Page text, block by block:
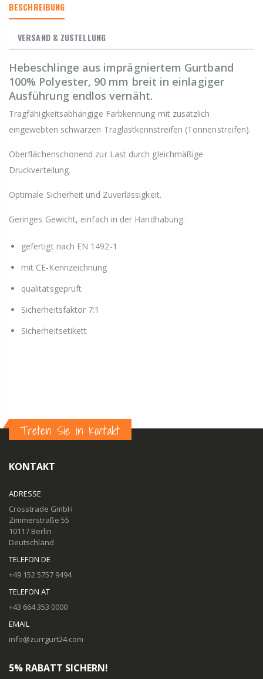
BESCHREIBUNG
VERSAND & ZUSTELLUNG
Hebeschlinge aus imprägniertem Gurtband
100% Polyester, 90 mm breit in einlagiger
Ausführung endlos vernäht.
Tragfähigkeitsabhängige Farbkennung mit zusätzlich
eingewebten schwarzen Traglastkennstreifen (Tonnenstreifen).
Oberflächenschonend zur Last durch gleichmäßige
Druckverteilung.
Optimale Sicherheit und Zuverlässigkeit.
Geringes Gewicht, einfach in der Handhabung.
gefertigt nach EN 1492-1
mit CE-Kennzeichnung
qualitätsgeprüft
Sicherheitsfaktor 7:1
Sicherheitsetikett
Treten Sie in Kontakt
KONTAKT
ADRESSE
Crosstrade GmbH
Zimmerstraße 55
10117 Berlin
Deutschland
TELEFON DE
+49 152 5757 9494
TELEFON AT
+43 664 353 0000
EMAIL
info@zurrgurt24.com
5% RABATT SICHERN!